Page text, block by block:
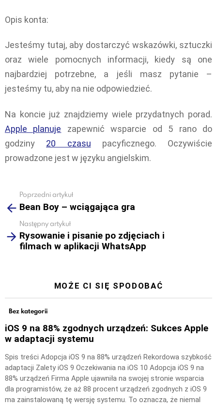
Opis konta:
Jesteśmy tutaj, aby dostarczyć wskazówki, sztuczki
oraz wiele pomocnych informacji, kiedy są one
najbardziej potrzebne, a jeśli masz pytanie –
jesteśmy tu, aby na nie odpowiedzieć.
Na koncie już znajdziemy wiele przydatnych porad.
Apple planuje zapewnić wsparcie od 5 rano do
godziny 20 czasu pacyficznego. Oczywiście
prowadzone jest w języku angielskim.
more
Poprzedni artykuł
Bean Boy – wciągająca gra
Następny artykuł
Rysowanie i pisanie po zdjęciach i
filmach w aplikacji WhatsApp
MOŻE CI SIĘ SPODOBAĆ
Bez kategorii
iOS 9 na 88% zgodnych urządzeń: Sukces Apple
w adaptacji systemu
Spis treści Adopcja iOS 9 na 88% urządzeń Rekordowa szybkość
adaptacji Zalety iOS 9 Oczekiwania na iOS 10 Adopcja iOS 9 na
88% urządzeń Firma Apple ujawniła na swojej stronie wsparcia
dla programistów, że aż 88 procent urządzeń zgodnych z iOS 9
ma zainstalowaną tę wersję systemu. To oznacza, że niemal